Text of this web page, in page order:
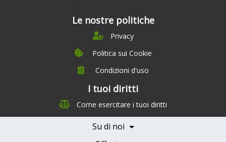
Le nostre politiche
Privacy
Politica sui Cookie
Condizioni d'uso
I tuoi diritti
Come esercitare i tuoi diritti
Su di noi
Management Team
Team Nutrizione
Testimonials
Servizi e Tariffe